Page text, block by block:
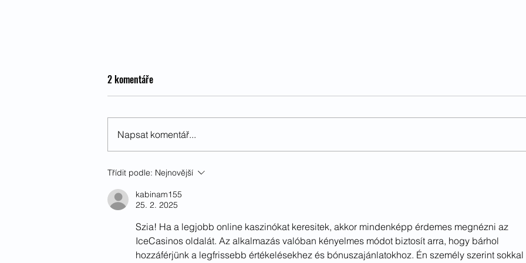
Jarní výsadba borůvek Aprílová okrasná zahrada
2 komentáře
Napsat komentář...
Třídit podle: Nejnovější
kabinam155
25. 2. 2025
Szia! Ha a legjobb online kaszinókat keresitek, akkor mindenképp érdemes megnézni az
IceCasinos oldalát. Az alkalmazás valóban kényelmes módot biztosít arra, hogy bárhol
hozzáférjünk a legfrissebb értékelésekhez és bónuszajánlatokhoz. Én személy szerint sokkal